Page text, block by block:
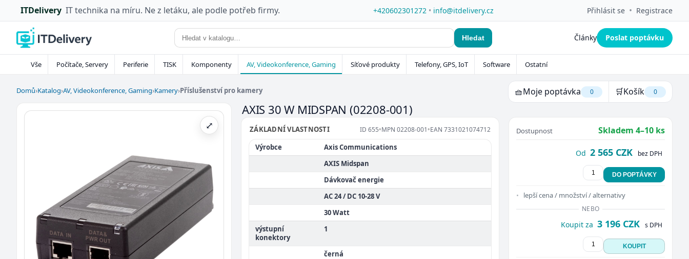
ITDelivery IT technika na míru. Ne z letáku, ale podle potřeb firmy. +420602301272 • info@itdelivery.cz Přihlásit se • Registrace
Hledat Články Poslat poptávku
Vše Počítače, Servery Periferie TISK Komponenty AV, Videokonference, Gaming Síťové produkty Telefony, GPS, IoT Software Ostatní
Domů›Katalog›AV, Videokonference, Gaming›Kamery›Příslušenství pro kamery 🧺Moje poptávka 0 🛒Košík 0
⤢
AXIS 30 W MIDSPAN(02208-001)
ZÁKLADNÍ VLASTNOSTI ID 655•MPN 02208-001•EAN 7331021074712
Výrobce
Axis Communications
AXIS Midspan
Dávkovač energie
AC 24 / DC 10-28 V
30 Watt
výstupní
konektory
1
černá
Dostupnost Skladem 4–10 ks
Od 2 565 CZK bez DPH
DO POPTÁVKY
lepší cena / množství / alternativy
NEBO
Koupit za 3 196 CZK s DPH
KOUPIT